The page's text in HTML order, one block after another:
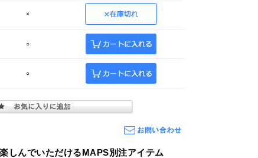
×
○
○
しんでいただけるMAPS別注アイテム